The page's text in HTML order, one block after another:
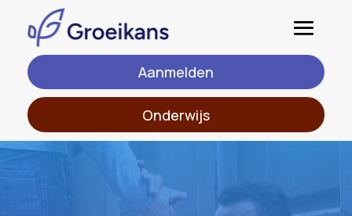
Aanmelden
Onderwijs